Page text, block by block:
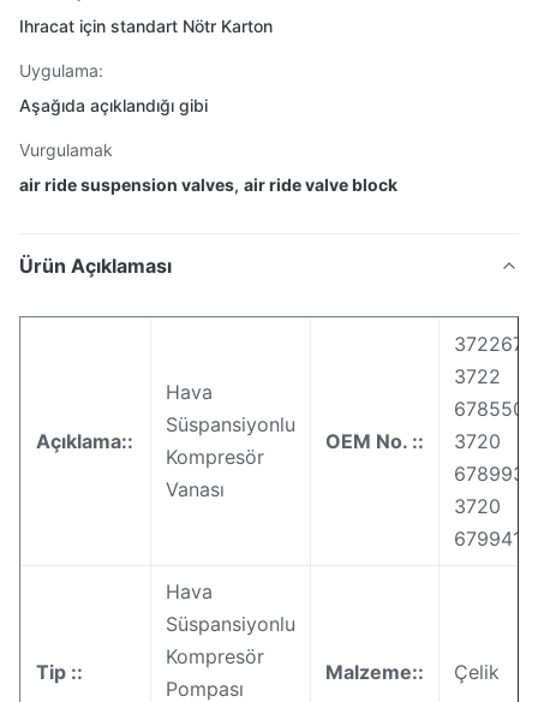
Ihracat için standart Nötr Karton
Uygulama:
Aşağıda açıklandığı gibi
Vurgulamak
air ride suspension valves, air ride valve block
Ürün Açıklaması
Açıklama::
Hava
Süspansiyonlu
Kompresör
Vanası
OEM No. ::
3722
6785506
3720
6789938
3720
6799419
Tip ::
Hava
Süspansiyonlu
Kompresör
Pompası
Malzeme:: Çelik